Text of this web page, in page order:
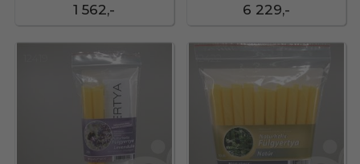
1 562,- 6 229,-